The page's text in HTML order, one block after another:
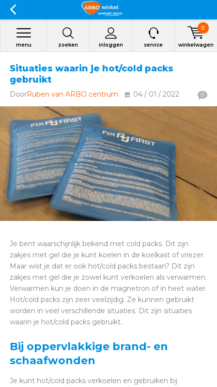
zoeken inloggen
menu service winkelwagen
0
Situaties waarin je hot/cold packs
gebruikt
DoorRuben van ARBO centrum 04 / 01 / 2022 0
Je bent waarschijnlijk bekend met cold packs. Dit zijn
zakjes met gel die je kunt koelen in de koelkast of vriezer.
Maar wist je dat er ook hot/cold packs bestaan? Dit zijn
zakjes met gel die je zowel kunt verkoelen als verwarmen.
Verwarmen kun je doen in de magnetron of in heet water.
Hot/cold packs zijn zeer veelzijdig. Ze kunnen gebruikt
worden in veel verschillende situaties. Dit zijn situaties
waarin je hot/cold packs gebruikt.
Bij oppervlakkige brand- en
schaafwonden
Je kunt hot/cold packs verkoelen en gebruiken bij